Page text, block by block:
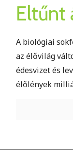
Eltűnt
A biológiai
az élővilág
édesvizet és
élőlények